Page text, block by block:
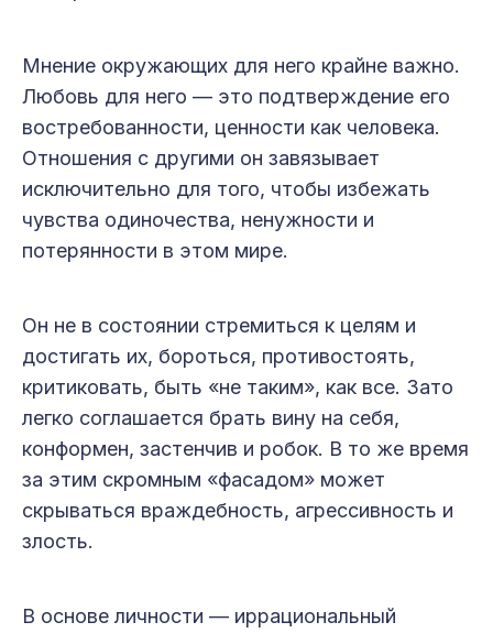
Мнение окружающих для него крайне важно.
Любовь для него — это подтверждение его
востребованности, ценности как человека.
Отношения с другими он завязывает
исключительно для того, чтобы избежать
чувства одиночества, ненужности и
потерянности в этом мире.
Он не в состоянии стремиться к целям и
достигать их, бороться, противостоять,
критиковать, быть «не таким», как все. Зато
легко соглашается брать вину на себя,
конформен, застенчив и робок. В то же время
за этим скромным «фасадом» может
скрываться враждебность, агрессивность и
злость.
В основе личности — иррациональный